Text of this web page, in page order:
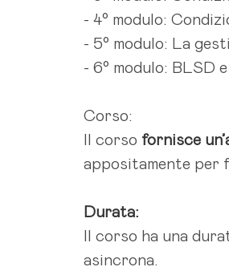
- 4° modulo:
- 5° modulo: La
- 6° modulo: BLSD
Corso:
Il corso fornisce
appositamente per
Durata:
Il corso ha una
asincrona.